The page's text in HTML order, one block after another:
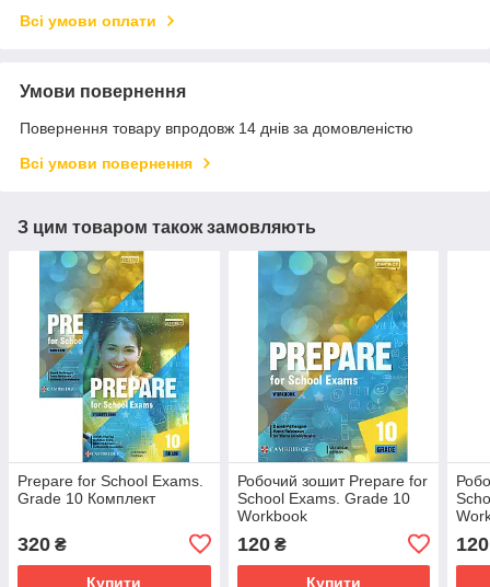
Всі умови оплати
Умови повернення
Повернення товару впродовж 14 днів за домовленістю
Всі умови повернення
З цим товаром також замовляють
Prepare for School Exams.
Grade 10 Комплект
320 ₴
Купити
Робочий зошит Prepare for
School Exams. Grade 10
Workbook
120₴
Купити
120